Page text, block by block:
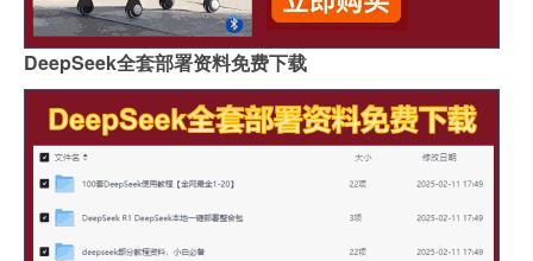
DeepSeek全套部署资料免费下载